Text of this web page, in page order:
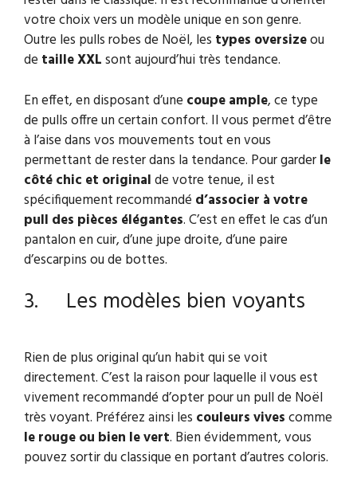
votre choix vers un modèle unique en son genre.
Outre les pulls robes de Noël, les types oversizeou
de taille XXLsont aujourd’hui très tendance.
En effet, en disposant d’une coupe ample, ce type
de pulls offre un certain confort. Il vous permet d’être
à l’aise dans vos mouvements tout en vous
permettant de rester dans la tendance. Pour garderle
côté chic et originalde votre tenue, il est
spécifiquement recommandé d’associer à votre
pull des pièces élégantes. C’est en effet le cas d’un
pantalon en cuir, d’une jupe droite, d’une paire
d’escarpins ou de bottes.
3. Les modèles bien voyants
Rien de plus original qu’un habit qui se voit
directement. C’est la raison pour laquelle il vous est
vivement recommandé d’opter pour un pull de Noël
très voyant. Préférez ainsi les couleurs vivescomme
le rouge ou bien le vert. Bien évidemment, vous
pouvez sortir du classique en portant d’autres coloris.